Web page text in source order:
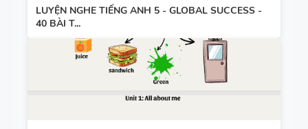
LUYỆN NGHE TIẾNG ANH 5 - GLOBAL SUCCESS -
40 BÀI T...